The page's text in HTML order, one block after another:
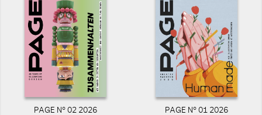
PAGE N° 02 2026 PAGE N° 01 2026